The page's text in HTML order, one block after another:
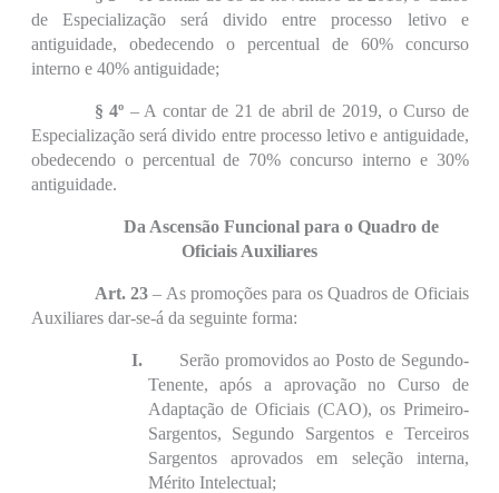
de Especialização será divido entre processo letivo e
antiguidade, obedecendo o percentual de 60% concurso
interno e 40% antiguidade;
§ 4º – A contar de 21 de abril de 2019, o Curso de
Especialização será divido entre processo letivo e antiguidade,
obedecendo o percentual de 70% concurso interno e 30%
antiguidade.
Da Ascensão Funcional para o Quadro de
Oficiais Auxiliares
Art. 23– As promoções para os Quadros de Oficiais
Auxiliares dar-se-á da seguinte forma:
I.
Serão promovidos ao Posto de Segundo-
Tenente, após a aprovação no Curso de
Adaptação de Oficiais (CAO), os Primeiro-
Sargentos, Segundo Sargentos e Terceiros
Sargentos aprovados em seleção interna,
Mérito Intelectual;